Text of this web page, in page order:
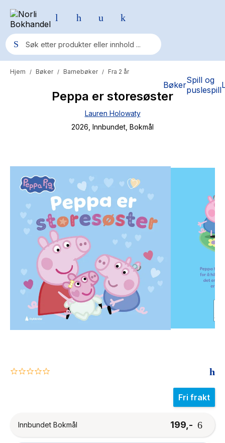
BøkerSpill og
puslespill
Populære søk
Pokemon
Fury Bound - Sable Sorensen
Hitster
Hypopressiv trening
The Housemaid
Hjem / Bøker / Barnebøker / Fra 2 år
Peppa er storesøster
Lauren Holowaty
2026 , Innbundet , Bokmål
0.0
Fri frakt
Innbundet Bokmål 199,-